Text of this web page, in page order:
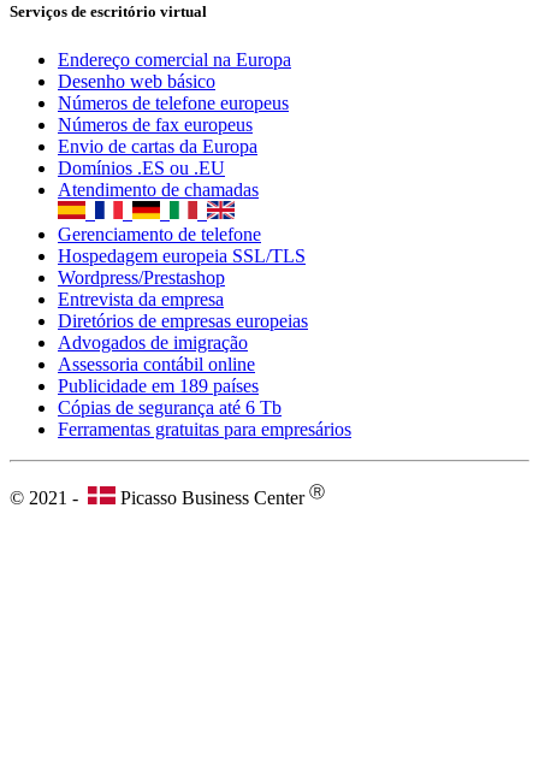
Diretórios de empresas europeias
Assessoria contábil online
Publicidade em 189 países
Cópias de segurança até 6 Tb
Ferramentas gratuitas para empresários
© 2021 - Picasso Business Center